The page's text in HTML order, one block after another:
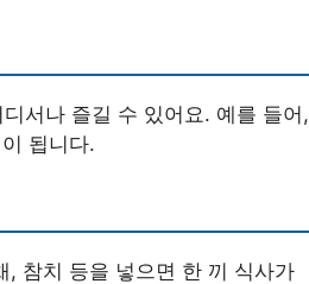
서나 즐길 수 있어요. 예를 들어,
됩니다.
, 참치 등을 넣으면 한 끼 식사가